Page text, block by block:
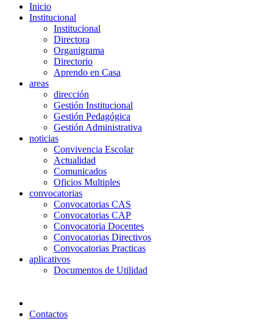
Inicio
Institucional
Institucional
Directora
Organigrama
Directorio
Aprendo en Casa
areas
dirección
Gestión Institucional
Gestión Pedagógica
Gestión Administrativa
noticias
Convivencia Escolar
Actualidad
Comunicados
Oficios Multiples
convocatorias
Convocatorias CAS
Convocatorias CAP
Convocatoria Docentes
Convocatorias Directivos
Convocatorias Practicas
aplicativos
Documentos de Utilidad
Contactos